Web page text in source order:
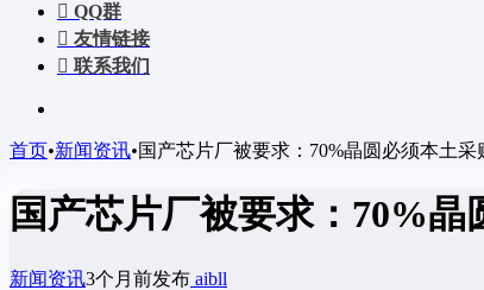
QQ群
友情链接
联系我们
首页•新闻资讯•国产芯片厂被要求：70%晶圆必须本土采
国产芯片厂被要求：70%晶
新闻资讯3个月前发布 aibll